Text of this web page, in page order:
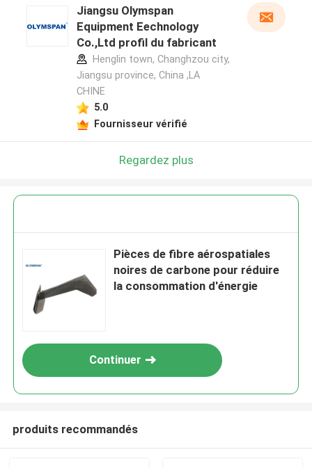
Jiangsu Olymspan
Equipment Eechnology
Co.,Ltd profil du fabricant
Henglin town, Changhzou city,
Jiangsu province, China ,LA
CHINE
5.0
Fournisseur vérifié
Regardez plus
Pièces de fibre aérospatiales
noires de carbone pour réduire
la consommation d'énergie
Continuer
produits recommandés